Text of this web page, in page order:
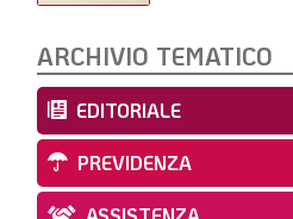
ARCHIVIO TEMATICO
EDITORIALE
PREVIDENZA